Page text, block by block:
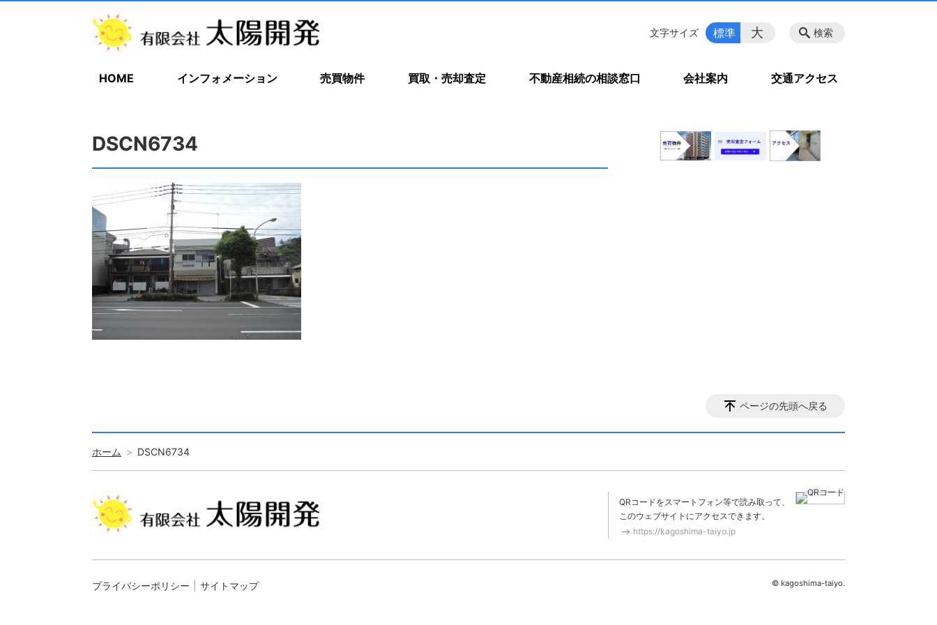
HOME インフォメーション 売買物件 買取・売却査定 不動産相続の相談窓口 会社案内 交通アクセス
検索
文字サイズ 標準 大
DSCN6734
ページの先頭へ戻る
ホーム DSCN6734
QRコードをスマートフォン等で読み取って、
このウェブサイトにアクセスできます。
https://kagoshima-taiyo.jp
プライバシーポリシー サイトマップ © kagoshima-taiyo.